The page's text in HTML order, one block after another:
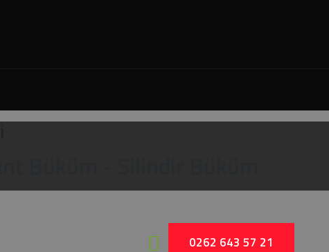
0262 643 57 21